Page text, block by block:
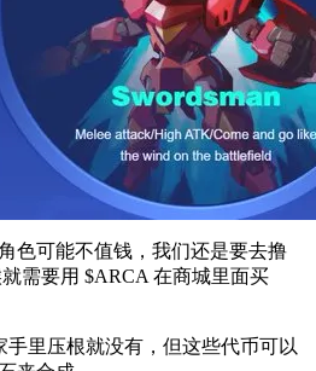
色可能不值钱，我们还是要去撸
需要用 $ARCA 在商城里面买
里压根就没有，但这些代币可以